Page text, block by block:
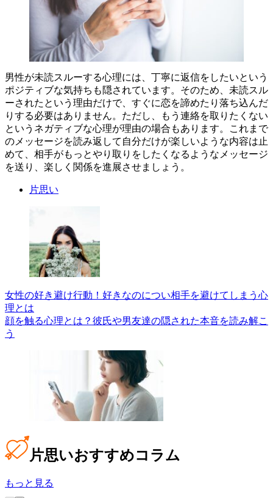
男性が未読スルーする心理には、丁寧に返信をしたいという
ポジティブな気持ちも隠されています。そのため、未読スル
ーされたという理由だけで、すぐに恋を諦めたり落ち込んだ
りする必要はありません。ただし、もう連絡を取りたくない
というネガティブな心理が理由の場合もあります。これまで
のメッセージを読み返して自分だけが楽しいような内容は止
めて、相手がもっとやり取りをしたくなるようなメッセージ
を送り、楽しく関係を進展させましょう。
片思い
女性の好き避け行動！好きなのについ相手を避けてしまう心
理とは
顔を触る心理とは？彼氏や男友達の隠された本音を読み解こ
う
片思いおすすめコラム
もっと見る